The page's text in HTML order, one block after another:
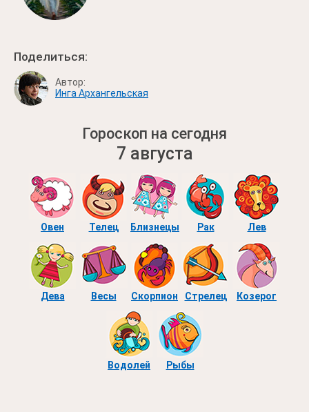
Поделиться:
Автор:
Инга Архангельская
Гороскоп на сегодня
7 августа
Овен Телец Близнецы Рак Лев
Дева Весы Скорпион Стрелец Козерог
Водолей Рыбы